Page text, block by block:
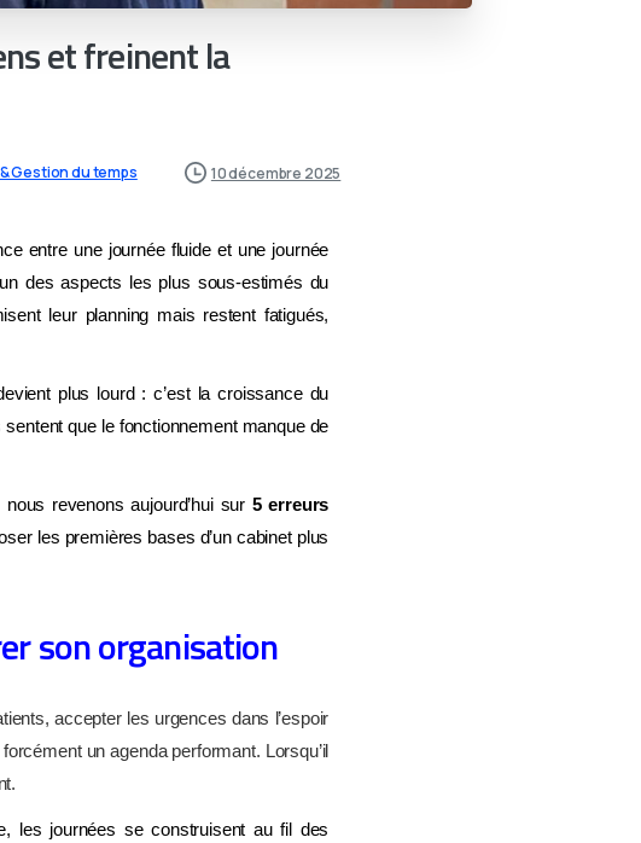
et freinent la
Gestion du temps 10 décembre 2025
entre une journée fluide et une journée
des aspects les plus sous-estimés du
leur planning mais restent fatigués,
plus lourd : c’est la croissance du
que le fonctionnement manque de
revenons aujourd’hui sur 5 erreurs
les premières bases d’un cabinet plus
son organisation
accepter les urgences dans l’espoir
un agenda performant. Lorsqu’il
les journées se construisent au fil des